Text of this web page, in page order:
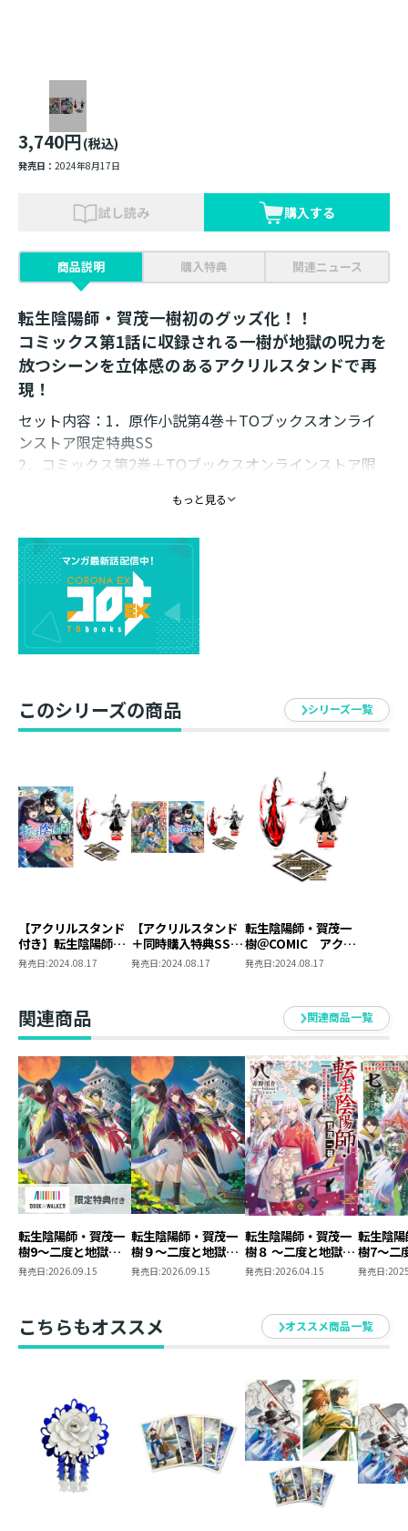
3,740円(税込)
発売日： 2024年8月17日
試し読み 購入する
商品説明 購入特典 関連ニュース
転生陰陽師・賀茂一樹初のグッズ化！！
コミックス第1話に収録される一樹が地獄の呪力を
放つシーンを立体感のあるアクリルスタンドで再
現！
セット内容：1．原作小説第4巻＋TOブックスオンライ
ンストア限定特典SS
2．コミックス第2巻＋TOブックスオンラインストア限
3．同時購入特典（ショートショート付きイラストペー
4．アクリルスタンド1体
書籍体裁：単行本・ソフトカバー
発行元：TOブックス
著：赤野用介
イラスト：hakusai
<アクリルスタンド仕様>
サイズ：（前パーツ）105mm×55mm以内／（後パー
ツ）110mm×75mm以内／（台座）縦40×横75mm以
内
イラスト：芳井りょう
原作小説4巻＆コミックス2巻同月発売記念！
（1枚）】と【ミニステッカー（1枚）】をプレゼント！
2024年8月に刊行の
ご免なので、閻魔大王の神気で無双します～』と
『【8/17発売】転生陰陽師・賀茂一樹～二度と地獄はご
免なので、閻魔大王の神気で無双します～@COMIC第２
巻（コロナ・コミックス）』の
２冊セットをご購入いただいたお客様全員に『ショート
ショート付きイラストペーパー（1枚）』と『ミニステ
ッカー（1枚）』をプレゼント！
※原作小説4巻とコミックス2巻を含むすべてのセット商
品が対象です。
※イラストペーパーはポストカードサイズです。
※ショートショートは、原作小説4巻に付くTOブックス
オンラインストア限定書き下ろしSSとは別内容です。
ろしSS／コミックス：ポストカード）も付きます。
※同時購入特典は準備数に限りがございます。事前の告
【アクリルスタンド情報】
転生陰陽師・賀茂一樹初のグッズ化！！
コミックス第１話に収録される一樹が地獄の呪力を放つ
シーンを立体感のあるアクリルスタンドで再現！
もっと見る
このシリーズの商品 シリーズ一覧
【アクリルスタンド
付き】転生陰陽師・
賀茂一樹～二度と地
獄はご免なので、閻
2巻（コロナ・コミ
ックス）
発売日:2024.08.17
【アクリルスタンド
＋同時購入特典SS付
き】転生陰陽師・賀
茂一樹～二度と地獄
ット
発売日:2024.08.17
転生陰陽師・賀茂一
樹＠COMIC アクリ
ルスタンド
発売日:2024.08.17
関連商品 関連商品一覧
転生陰陽師・賀茂一
樹9～二度と地獄は
ご免なので、閻魔大
限定書き下ろしSS付
き】
発売日:2026.09.15
転生陰陽師・賀茂一
樹９～二度と地獄は
ご免なので、閻魔大
発売日:2026.09.15
転生陰陽師・賀茂一
樹８ ～二度と地獄は
ご免なので、閻魔大
発売日:2026.04.15
転生陰
樹7～二
ご免な
発売日:
こちらもオススメ オススメ商品一覧